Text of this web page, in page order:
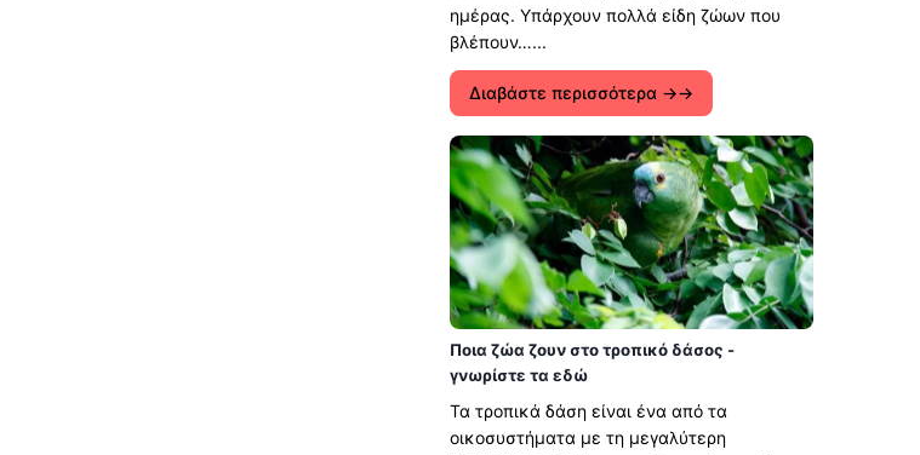
ημέρας. Υπάρχουν πολλά είδη ζώων που
βλέπουν…...
Διαβάστε περισσότερα →
Ποια ζώα ζουν στο τροπικό δάσος -
γνωρίστε τα εδώ
Τα τροπικά δάση είναι ένα από τα
οικοσυστήματα με τη μεγαλύτερη